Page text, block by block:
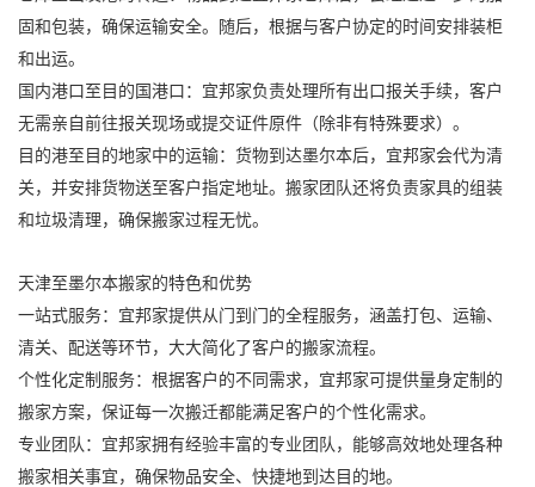
固和包装，确保运输安全。随后，根据与客户协定的时间安排装柜
和出运。
国内港口至目的国港口：宜邦家负责处理所有出口报关手续，客户
无需亲自前往报关现场或提交证件原件（除非有特殊要求）。
目的港至目的地家中的运输：货物到达墨尔本后，宜邦家会代为清
关，并安排货物送至客户指定地址。搬家团队还将负责家具的组装
和垃圾清理，确保搬家过程无忧。
天津至墨尔本搬家的特色和优势
一站式服务：宜邦家提供从门到门的全程服务，涵盖打包、运输、
清关、配送等环节，大大简化了客户的搬家流程。
个性化定制服务：根据客户的不同需求，宜邦家可提供量身定制的
搬家方案，保证每一次搬迁都能满足客户的个性化需求。
专业团队：宜邦家拥有经验丰富的专业团队，能够高效地处理各种
搬家相关事宜，确保物品安全、快捷地到达目的地。